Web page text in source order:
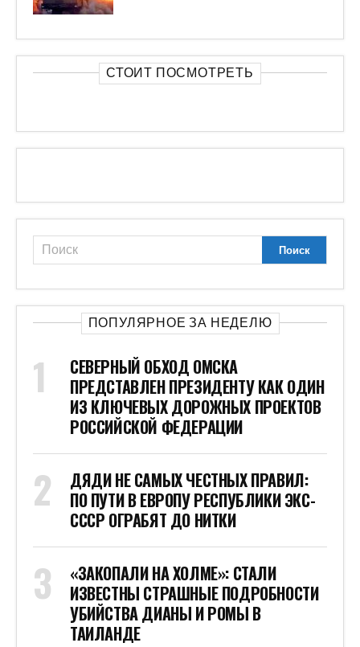
СТОИТ ПОСМОТРЕТЬ
ПОПУЛЯРНОЕ ЗА НЕДЕЛЮ
СЕВЕРНЫЙ ОБХОД ОМСКА
ПРЕДСТАВЛЕН ПРЕЗИДЕНТУ КАК ОДИН
ИЗ КЛЮЧЕВЫХ ДОРОЖНЫХ ПРОЕКТОВ
РОССИЙСКОЙ ФЕДЕРАЦИИ
ДЯДИ НЕ САМЫХ ЧЕСТНЫХ ПРАВИЛ:
ПО ПУТИ В ЕВРОПУ РЕСПУБЛИКИ ЭКС-
СССР ОГРАБЯТ ДО НИТКИ
«ЗАКОПАЛИ НА ХОЛМЕ»: СТАЛИ
ИЗВЕСТНЫ СТРАШНЫЕ ПОДРОБНОСТИ
УБИЙСТВА ДИАНЫ И РОМЫ В
ТАИЛАНДЕ